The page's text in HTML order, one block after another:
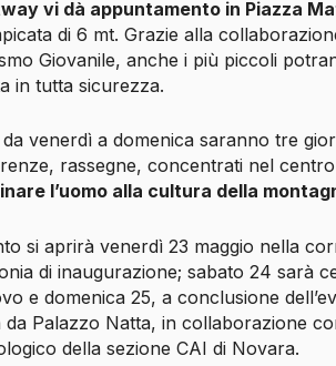
vi dà appuntamento in Piazza
di 6 mt. Grazie alla
Giovanile, anche i più piccoli
in tutta sicurezza.
da venerdì a domenica saranno tre
rassegne, concentrati nel
l’uomo alla cultura della
si aprirà venerdì 23 maggio nella
di inaugurazione; sabato 24 sarà
e domenica 25, a conclusione
da Palazzo Natta, in collaborazione
della sezione CAI di Novara.